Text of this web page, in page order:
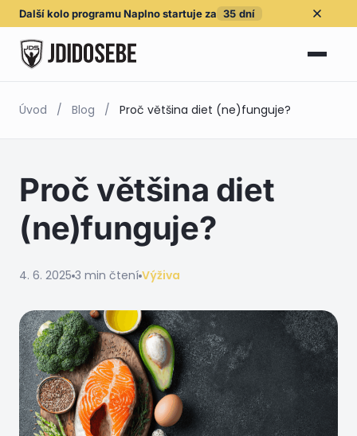
Další koloprogramu Naplnostartuje za 35 dní
Úvod / Blog / Proč většina diet (ne)funguje?
Proč většina diet
(ne)funguje?
4. 6. 2025 3 min čtení Výživa